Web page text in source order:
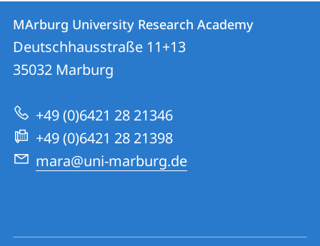
Contact
Contact
details
MArburg
University
Research
Academy
MArburg University Research Academy
Deutschhausstraße 11+13
35032 Marburg
+49 (0)6421 28 21346
+49 (0)6421 28 21398
mara@uni-marburg.de